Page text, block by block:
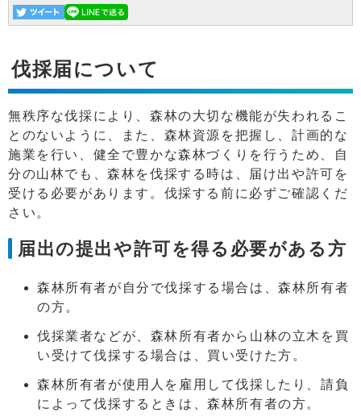
伐採届について
無秩序な伐採により、森林の大切な機能が失われるこ
とのないように、また、森林資源を把握し、計画的な
施業を行い、健全で豊かな森林づくりを行うため、自
分の山林でも、森林を伐採する時は、届け出や許可を
受ける必要があります。伐採する前に必ずご確認くだ
さい。
届出の提出や許可を得る必要がある方
森林所有者が自分で伐採する場合は、森林所有者
の方。
伐採業者などが、森林所有者から山林の立木を買
い受けて伐採する場合は、買い受けた方。
森林所有者が使用人を雇用して伐採したり、請負
によって伐採するときは、森林所有者の方。